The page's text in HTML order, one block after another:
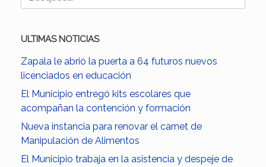
ULTIMAS NOTICIAS
Zapala le abrió la puerta a 64 futuros nuevos
licenciados en educación
El Municipio entregó kits escolares que
acompañan la contención y formación
Nueva instancia para renovar el carnet de
Manipulación de Alimentos
El Municipio trabaja en la asistencia y despeje de